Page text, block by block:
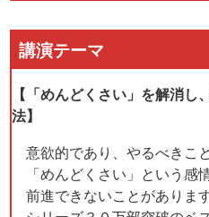
講演テーマ
【「めんどくさい」を解消
法】
意欲的であり、やるべきこ
「めんどくさい」という感
前進できないことがあります